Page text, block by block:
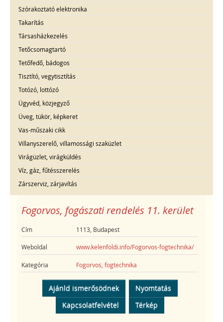
Szórakoztató elektronika
Takarítás
Társasházkezelés
Tetőcsomagtartó
Tetőfedő, bádogos
Tisztító, vegytisztítás
Totózó, lottózó
Ügyvéd, közjegyző
Üveg, tükör, képkeret
Vas-műszaki cikk
Villanyszerelő, villamossági szaküzlet
Virágüzlet, virágküldés
Víz, gáz, fűtésszerelés
Zárszerviz, zárjavítás
Fogorvos, fogászati rendelés 11. kerület
Cím 1113, Budapest
Weboldal www.kelenfoldi.info/Fogorvos-fogtechnika/
Kategória Fogorvos, fogtechnika
Ajánld ismerősödnek
Nyomtatás
Kapcsolatfelvétel
Térkép